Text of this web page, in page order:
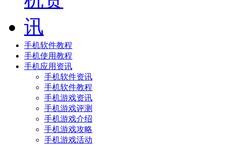
手机软件教程
手机使用教程
手机应用资讯
手机软件资讯
手机软件教程
手机游戏资讯
手机游戏评测
手机游戏介绍
手机游戏攻略
手机游戏活动